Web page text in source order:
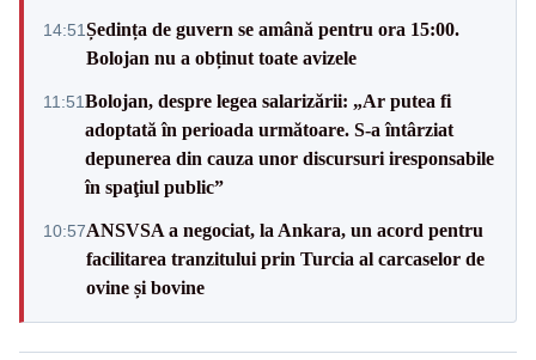
14:51Ședința de guvern se amână pentru ora 15:00.
Bolojan nu a obținut toate avizele
11:51Bolojan, despre legea salarizării: „Ar putea fi
adoptată în perioada următoare. S-a întârziat
depunerea din cauza unor discursuri iresponsabile
în spaţiul public”
10:57ANSVSA a negociat, la Ankara, un acord pentru
facilitarea tranzitului prin Turcia al carcaselor de
ovine și bovine